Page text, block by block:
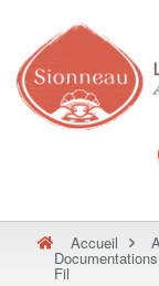
Accueil
Fil